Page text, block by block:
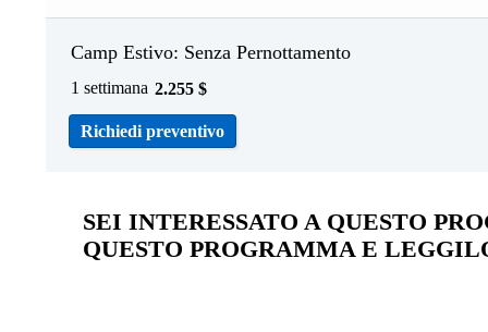
Camp Estivo: Senza Pernottamento
1 settimana 2.255 $
Richiedi preventivo
SEI INTERESSATO A QUESTO
QUESTO PROGRAMMA E